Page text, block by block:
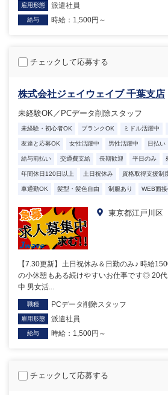
雇用形態 派遣社員
給与 時給：1,500円～
チェックして応募する
株式会社ジェイウェイブ 千葉支店
未経験OK／PCデータ削除スタッフ
未経験・初心者OK ブランクOK ミドル活躍中
友達と応募OK 女性活躍中 男性活躍中 日払い
給与前払い 交通費支給 長期歓迎 平日のみ
年間休日120日以上 土日祝休み 資格取得支援制
車通勤OK 髪型・髪色自由 制服あり WEB面
東京都江戸川区
【7.30更新】土日祝休み＆日勤のみ♪ 時給
の小休憩もある続けやすいお仕事です◎ 20
中 男女活...
職種 PCデータ削除スタッフ
雇用形態 派遣社員
給与 時給：1,500円～
チェックして応募する